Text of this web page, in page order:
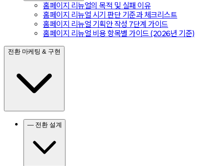
홈페이지 리뉴얼의 목적 및 실패 이유
홈페이지 리뉴얼 시기 판단 기준과 체크리스트
홈페이지 리뉴얼 기획안 작성 7단계 가이드
홈페이지 리뉴얼 비용 항목별 가이드 (2026년 기준)
전환 마케팅 & 구현
— 전환 설계